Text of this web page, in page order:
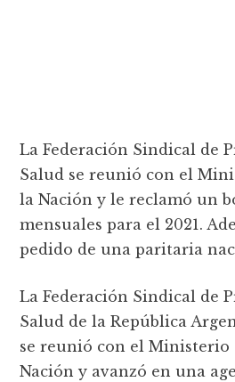
La Federación Sindical de
Salud se reunió con el
la Nación y le reclamó un
mensuales para el 2021.
pedido de una paritaria
La Federación Sindical de
Salud de la República
se reunió con el Ministerio
Nación y avanzó en una